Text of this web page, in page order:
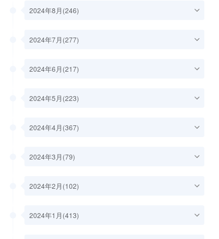
2024年8月(246)
2024年7月(277)
2024年6月(217)
2024年5月(223)
2024年4月(367)
2024年3月(79)
2024年2月(102)
2024年1月(413)